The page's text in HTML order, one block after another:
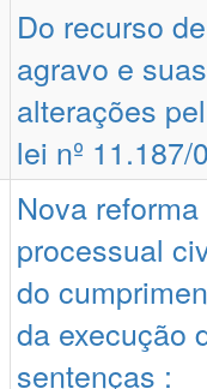
Do recurso de
agravo e suas
alterações
lei nº 11.187/
Nova reforma
processual
do
da execução
sentenças :